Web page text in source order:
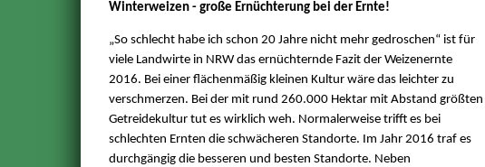
Winterweizen - große Ernüchterung bei der Ernte!
„So schlecht habe ich schon 20 Jahre nicht mehr gedroschen“ ist für
viele Landwirte in NRW das ernüchternde Fazit der Weizenernte
2016. Bei einer flächenmäßig kleinen Kultur wäre das leichter zu
verschmerzen. Bei der mit rund 260.000 Hektar mit Abstand größten
Getreidekultur tut es wirklich weh. Normalerweise trifft es bei
schlechten Ernten die schwächeren Standorte. Im Jahr 2016 traf es
durchgängig die besseren und besten Standorte. Neben